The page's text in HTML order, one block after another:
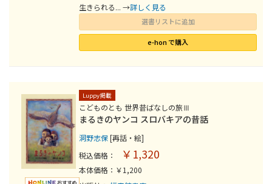
生きられる... →詳しく見る
選書リストに追加
e-hon で購入
Luppy掲載
こどものとも 世界昔ばなしの旅Ⅲ
まるきのヤンコ スロバキアの昔話
洞野志保[再話・絵]
税込価格：
￥1,320
本体価格：￥1,200